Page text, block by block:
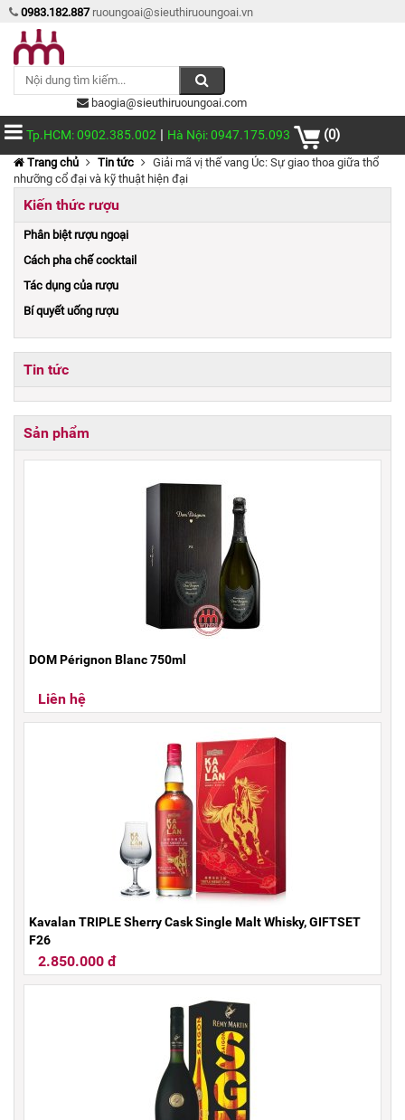
0983.182.887 ruoungoai@sieuthiruoungoai.vn
baogia@sieuthiruoungoai.com
Tp.HCM: 0902.385.002 | Hà Nội: 0947.175.093 (0)
Trang chủ Tin tức
Giải mã vị thế vang Úc: Sự giao thoa giữa thổ
nhưỡng cổ đại và kỹ thuật hiện đại
Kiến thức rượu
Phân biệt rượu ngoại
Cách pha chế cocktail
Tác dụng của rượu
Bí quyết uống rượu
Tin tức
Sản phẩm
DOM Pérignon Blanc 750ml
Liên hệ
Kavalan TRIPLE Sherry Cask Single Malt Whisky, GIFTSET
F26
2.850.000 đ